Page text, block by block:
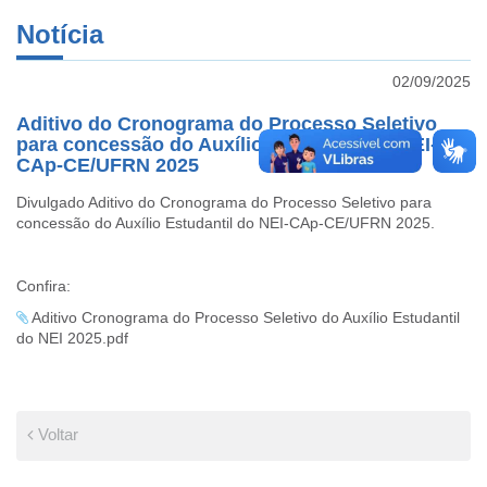
Notícia
02/09/2025
Aditivo do Cronograma do Processo Seletivo
para concessão do Auxílio Estudantil do NEI-
CAp-CE/UFRN 2025
Divulgado Aditivo do Cronograma do Processo Seletivo para
concessão do Auxílio Estudantil do NEI-CAp-CE/UFRN 2025.
Confira:
Aditivo Cronograma do Processo Seletivo do Auxílio Estudantil
do NEI 2025.pdf
Voltar